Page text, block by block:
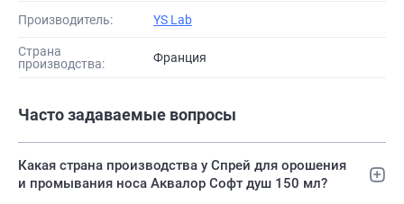
Производитель: YS Lab
Страна
производства:
Франция
Часто задаваемые вопросы
Какая страна производства у Спрей для орошения
и промывания носа Аквалор Софт душ 150 мл?